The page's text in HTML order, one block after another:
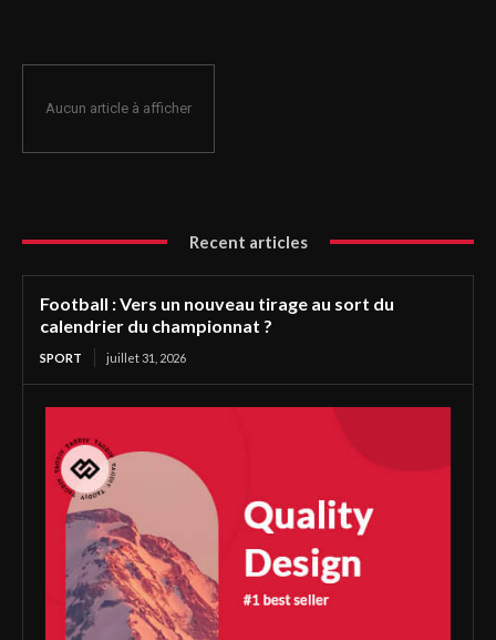
Aucun article à afficher
Recent articles
Football : Vers un nouveau tirage au sort du
calendrier du championnat ?
SPORT juillet 31, 2026